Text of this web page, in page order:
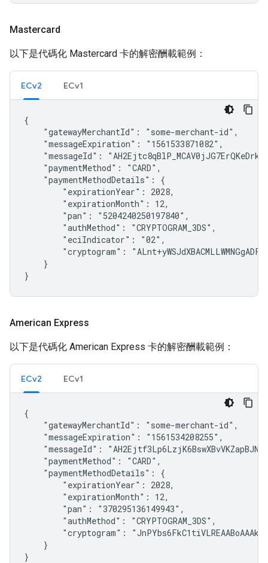
Mastercard
以下是代碼化 Mastercard 卡的解密酬載範例：
ECv2 ECv1
{
    "gatewayMerchantId": "some-merchant-id",
    "messageExpiration": "1561533871082",
"messageId":
    "paymentMethod": "CARD",
    "paymentMethodDetails": {
        "expirationYear": 2028,
        "expirationMonth": 12,
        "pan": "5204240250197840",
        "authMethod": "CRYPTOGRAM_3DS",
        "eciIndicator": "02",
"cryptogram":
    }
}
American Express
以下是代碼化 American Express 卡的解密酬載範例：
ECv2 ECv1
{
    "gatewayMerchantId": "some-merchant-id",
    "messageExpiration": "1561534208255",
"messageId":
    "paymentMethod": "CARD",
    "paymentMethodDetails": {
        "expirationYear": 2028,
        "expirationMonth": 12,
        "pan": "370295136149943",
        "authMethod": "CRYPTOGRAM_3DS",
"cryptogram":
    }
}